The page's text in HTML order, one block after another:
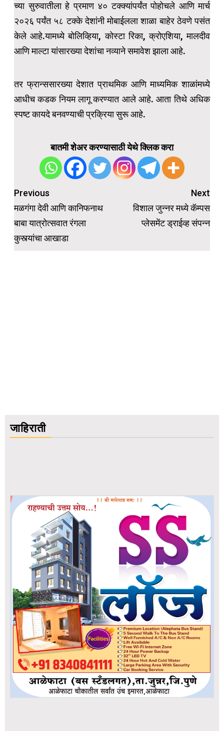
च्या सुरुवातीला हे प्रमाण ४० टक्क्यांपर्यंत पोहोचले आणि मार्च
२०२६ पर्यंत ५८ टक्के देशांनी मोबाईलला शाळा बाहेर ठेवणे पसंत
केले आहे.यामध्ये बोलिव्हिया, कोस्टा रिका, क्रोएशिया, मालदीव
आणि माल्टा यांसारख्या देशांचा नव्याने समावेश झाला आहे.
तर फ्रान्ससारख्या देशात प्राथमिक आणि माध्यमिक शाळांमध्ये
आधीच कडक नियम लागू करण्यात आले आहे. आता तिथे अधिक
स्पष्ट कायदे बनवण्याची प्रक्रिया सुरू आहे.
बातमी शेअर करण्यासाठी येथे क्लिक करा
Post
navigation
Previous
मळगंगा देवी आणि कानिफनाथ
बाबा यात्रोत्सवात रंगला
कुस्त्यांचा आखाडा
Next
विशाल जुन्नर मध्ये कॅम्पस
प्लेसमेंट ड्राईव्ह संपन्न
जाहिराती